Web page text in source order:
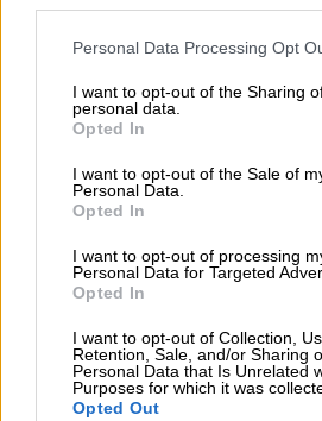
Please note that this website/app
not limited to your visit or usage
grant or deny consent to Google and
use your data for below specified
consent section.
Personal Data Processing Opt
I want to opt-out of the Sharing
personal data.
Opted In
I want to opt-out of the Sale of
Personal Data.
Opted In
I want to opt-out of processing
Personal Data for Targeted
Opted In
I want to opt-out of Collection,
Retention, Sale, and/or Sharing
Personal Data that Is Unrelated
Purposes for which it was
Opted Out
Θέατρο|28.02.2024 18:44
Ηλίας Λογοθέτης: Ο
ξεστρατίσματα και το
Lifestyle|28.02.2024 20:00
Ηλίας Λογοθέτης:
φιλία μας τιμή για
Πριν από δύο μήνες, ο
Λογοθέτηςείχε αναφερθεί